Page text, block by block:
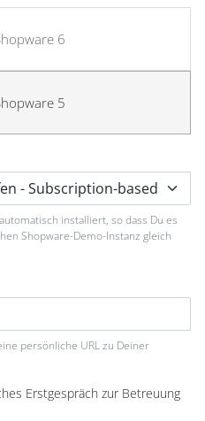
6
5
installiert, so dass Du es
Shopware-Demo-Instanz gleich
persönliche URL zu Deiner
Erstgespräch zur Betreuung